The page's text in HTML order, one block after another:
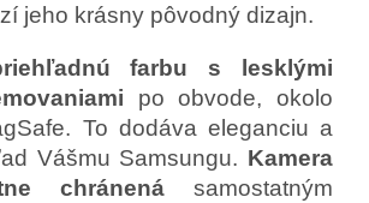
jeho krásny pôvodný dizajn.
farbu s lesklými
po obvode, okolo
To dodáva eleganciu a
Vášmu Samsungu. Kamera
chránená samostatným